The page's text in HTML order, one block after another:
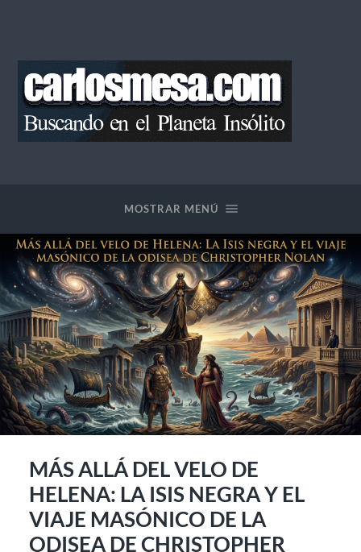
MOSTRAR MENÚ
MÁS ALLÁ DEL VELO DE
HELENA: LA ISIS NEGRA Y EL
VIAJE MASÓNICO DE LA
ODISEA DE CHRISTOPHER